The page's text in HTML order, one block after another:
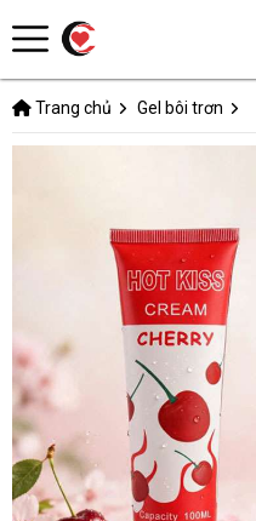
Trang chủ Gel bôi trơn